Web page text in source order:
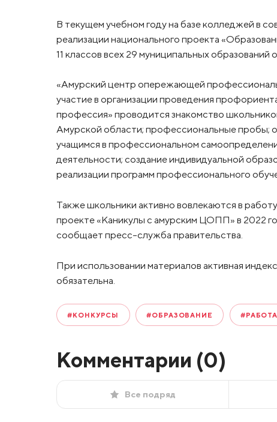
В текущем учебном году на базе колледжей в
реализации национального проекта
11 классов всех 29 муниципальных образований
«Амурский центр опережающей
участие в организации проведения
профессия» проводится знакомство
Амурской области; профессиональные пробы;
учащимся в профессиональном
деятельности; создание индивидуальной
реализации программ профессионального
Также школьники активно вовлекаются в
проекте «Каникулы с амурским ЦОПП» в 2022
сообщает пресс-служба правительства.
При использовании материалов активная
обязательна.
#КОНКУРСЫ #ОБРАЗОВАНИЕ #РАБОТА
Комментарии (0)
Все подряд